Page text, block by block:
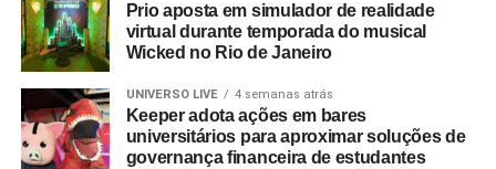
Prio aposta em simulador de realidade
virtual durante temporada do musical
Wicked no Rio de Janeiro
UNIVERSO LIVE 4 semanas atrás
Keeper adota ações em bares
universitários para aproximar soluções de
governança financeira de estudantes